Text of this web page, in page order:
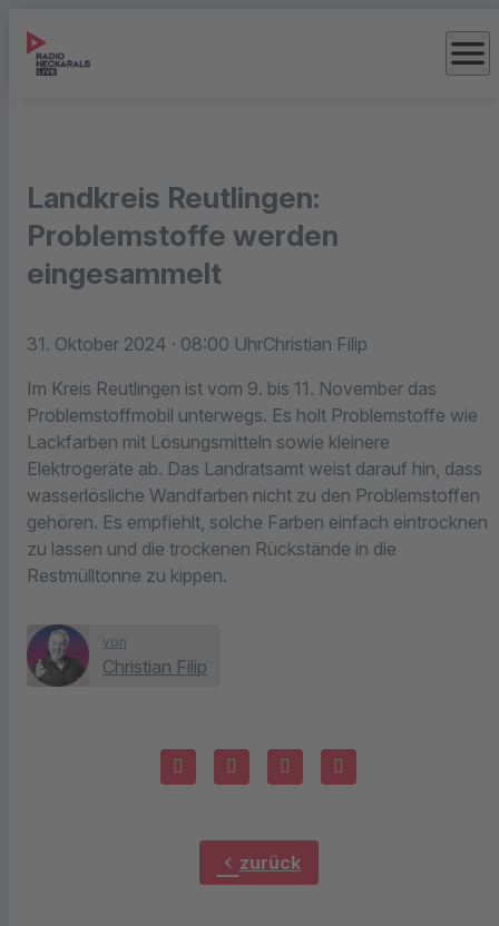
menu
Landkreis Reutlingen:
Problemstoffe werden
eingesammelt
31. Oktober 2024 · 08:00 UhrChristian Filip
Im Kreis Reutlingen ist vom 9. bis 11. November das
Problemstoffmobil unterwegs. Es holt Problemstoffe wie
Lackfarben mit Lösungsmitteln sowie kleinere
Elektrogeräte ab. Das Landratsamt weist darauf hin, dass
wasserlösliche Wandfarben nicht zu den Problemstoffen
gehören. Es empfiehlt, solche Farben einfach eintrocknen
zu lassen und die trockenen Rückstände in die
Restmülltonne zu kippen.
von
Christian Filip
chevron_left zurück